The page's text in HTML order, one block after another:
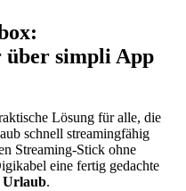
über simpli App
Lösung für alle, die
schnell streamingfähig
Streaming-Stick ohne
eine fertig gedachte
Urlaub.